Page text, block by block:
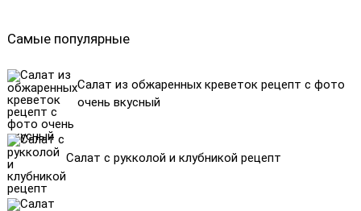
Самые популярные
Салат из обжаренных креветок рецепт с фото
очень вкусный
Салат с рукколой и клубникой рецепт